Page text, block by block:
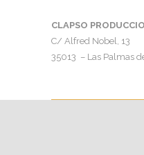
CLAPSO
C/ Alfred Nobel, 13
35013 – Las Palmas